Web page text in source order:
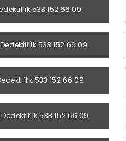
533 152 66 09
533 152 66 09
533 152 66 09
Dedektiflik 533 152 66 09